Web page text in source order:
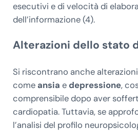
esecutivi e di velocità di
dell’informazione (4).
Alterazioni dello stato
Si riscontrano anche
come ansia e depressione,
comprensibile dopo aver
cardiopatia. Tuttavia, se
l’analisi del profilo